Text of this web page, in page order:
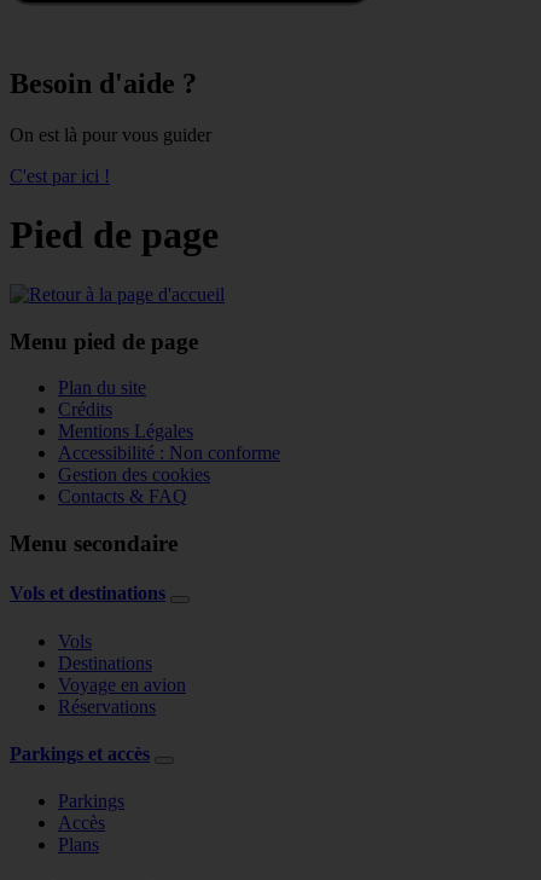
Besoin d'aide ?
On est là pour vous guider
C'est par ici !
Pied de page
Menu pied de page
Plan du site
Crédits
Mentions Légales
Accessibilité : Non conforme
Gestion des cookies
Contacts & FAQ
Menu secondaire
Vols et destinations
Vols
Destinations
Voyage en avion
Réservations
Parkings et accès
Parkings
Accès
Plans